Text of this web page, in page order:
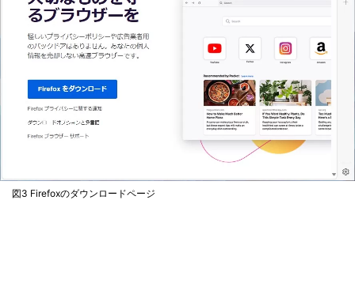
図3 Firefoxのダウンロードページ